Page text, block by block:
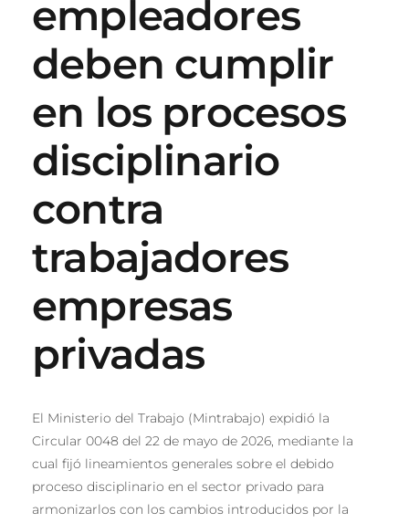
empleadores
deben cumplir
en los procesos
disciplinario
contra
trabajadores
empresas
privadas
El Ministerio del Trabajo (Mintrabajo) expidió la
Circular 0048 del 22 de mayo de 2026, mediante la
cual fijó lineamientos generales sobre el debido
proceso disciplinario en el sector privado para
armonizarlos con los cambios introducidos por la